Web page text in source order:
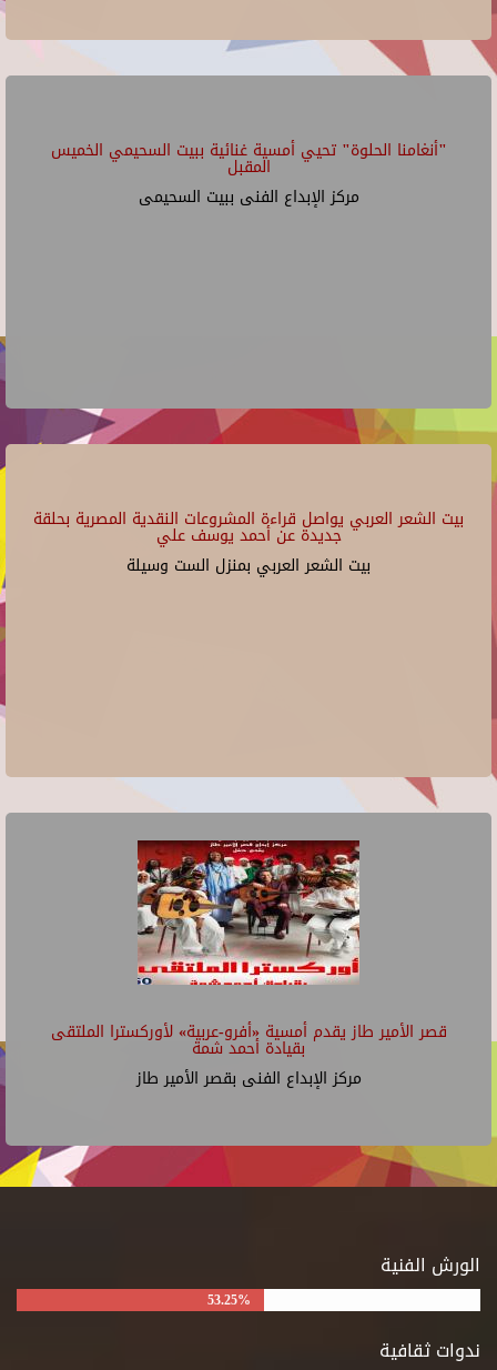
"أنغامنا الحلوة" تحيي أمسية غنائية ببيت السحيمي الخميس
المقبل
مركز الإبداع الفنى ببيت السحيمى
بيت الشعر العربي يواصل قراءة المشروعات النقدية المصرية بحلقة
جديدة عن أحمد يوسف علي
بيت الشعر العربي بمنزل الست وسيلة
قصر الأمير طاز يقدم أمسية «أفرو-عربية» لأوركسترا الملتقى
بقيادة أحمد شمة
مركز الإبداع الفنى بقصر الأمير طاز
الورش الفنية
53.25%
ندوات ثقافية